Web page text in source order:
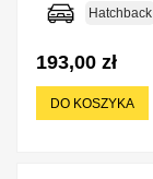
Hatchback
193,00 zł
DO KOSZYKA